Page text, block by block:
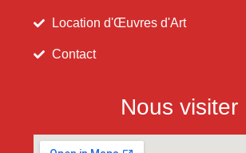
Location d'Œuvres d'Art
Contact
Nous visiter